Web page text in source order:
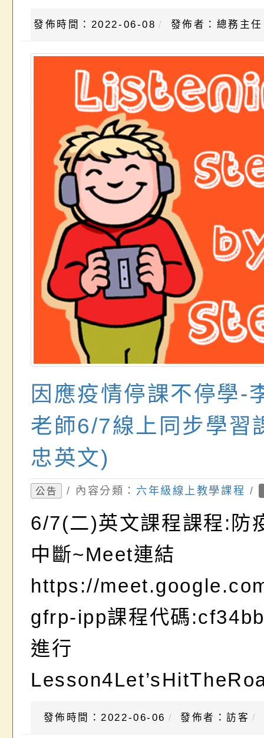
發佈時間：2022-06-08 發佈者：總務主任
因應疫情停課不停學-
老師6/7線上同步學習
忠英文)
公告 / 內容分類： 六年級線上教學課程 /
6/7(二)英文課程課程:防
中斷~Meet連結
https://
gfrp-ipp課程代碼
進行
發佈時間：2022-06-06 發佈者：訪客